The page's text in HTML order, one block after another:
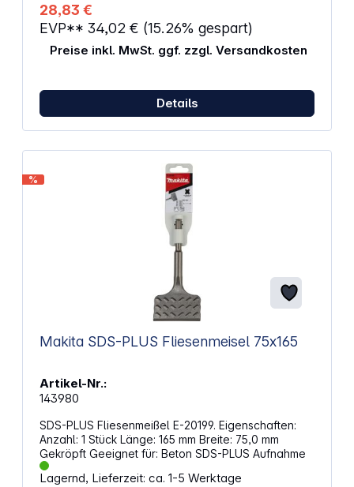
28,83 €
EVP** 34,02 € (15.26% gespart)
Preise inkl. MwSt. ggf. zzgl. Versandkosten
Details
%
Makita SDS-PLUS Fliesenmeisel 75x165
Artikel-Nr.:
143980
SDS-PLUS Fliesenmeißel E-20199. Eigenschaften:
Anzahl: 1 Stück Länge: 165 mm Breite: 75,0 mm
Gekröpft Geeignet für: Beton SDS-PLUS Aufnahme
Lagernd, Lieferzeit: ca. 1-5 Werktage